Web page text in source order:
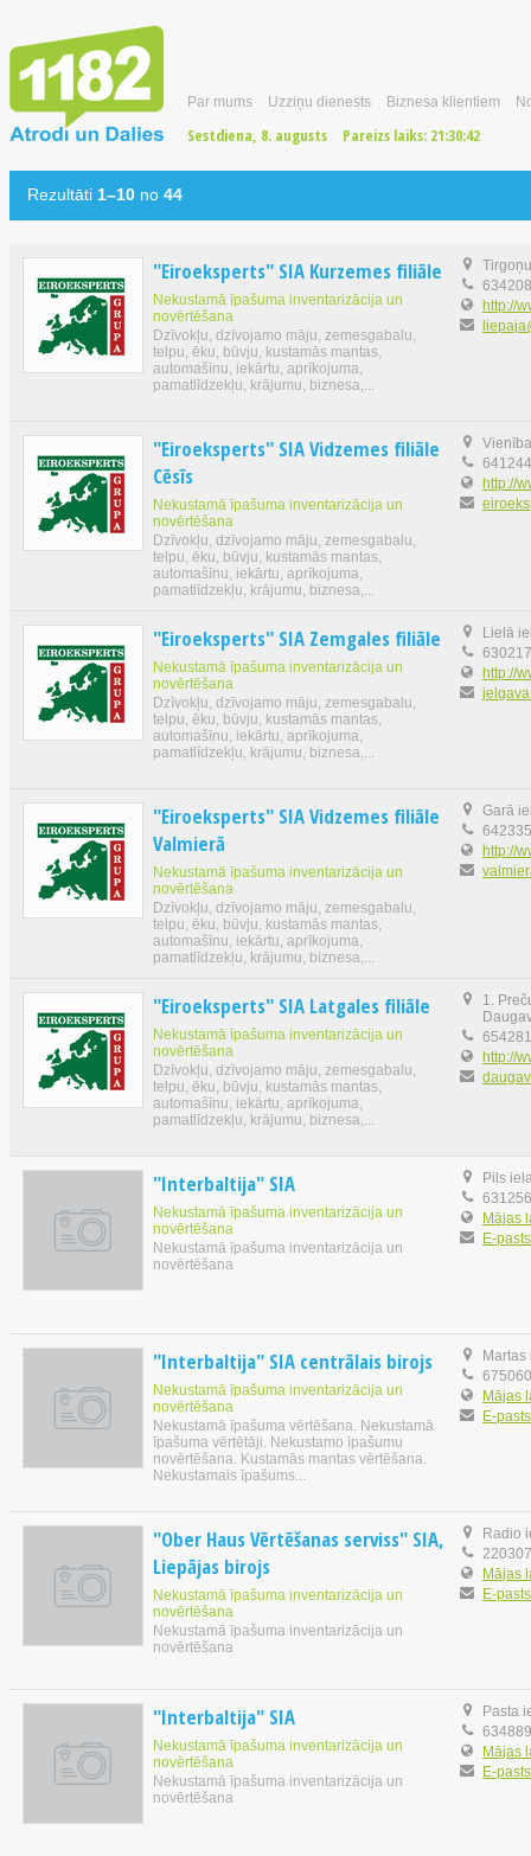
Par mums Uzziņu dienests Biznesa klientiem
Sestdiena, 8. augusts Pareizs laiks: 21:30:43
Rezultāti 1–10 no 44
"Eiroeksperts" SIA Kurzemes filiāle
Nekustamā īpašuma inventarizācija un
novērtēšana
Dzīvokļu, dzīvojamo māju, zemesgabalu,
telpu, ēku, būvju, kustamās mantas,
automašīnu, iekārtu, aprīkojuma,
pamatlīdzekļu, krājumu, biznesa,...
http://
"Eiroeksperts" SIA Vidzemes filiāle
Cēsīs
Nekustamā īpašuma inventarizācija un
novērtēšana
Dzīvokļu, dzīvojamo māju, zemesgabalu,
telpu, ēku, būvju, kustamās mantas,
automašīnu, iekārtu, aprīkojuma,
pamatlīdzekļu, krājumu, biznesa,...
http://
"Eiroeksperts" SIA Zemgales filiāle
Nekustamā īpašuma inventarizācija un
novērtēšana
Dzīvokļu, dzīvojamo māju, zemesgabalu,
telpu, ēku, būvju, kustamās mantas,
automašīnu, iekārtu, aprīkojuma,
pamatlīdzekļu, krājumu, biznesa,...
Lielā
http://
"Eiroeksperts" SIA Vidzemes filiāle
Valmierā
Nekustamā īpašuma inventarizācija un
novērtēšana
Dzīvokļu, dzīvojamo māju, zemesgabalu,
telpu, ēku, būvju, kustamās mantas,
automašīnu, iekārtu, aprīkojuma,
pamatlīdzekļu, krājumu, biznesa,...
Garā
http://
"Eiroeksperts" SIA Latgales filiāle
Nekustamā īpašuma inventarizācija un
novērtēšana
Dzīvokļu, dzīvojamo māju, zemesgabalu,
telpu, ēku, būvju, kustamās mantas,
automašīnu, iekārtu, aprīkojuma,
pamatlīdzekļu, krājumu, biznesa,...
1.
http://
"Interbaltija" SIA
Nekustamā īpašuma inventarizācija un
novērtēšana
Nekustamā īpašuma inventarizācija un
novērtēšana
Pils
Mājas
E-pasts
"Interbaltija" SIA centrālais birojs
Nekustamā īpašuma inventarizācija un
novērtēšana
Nekustamā īpašuma vērtēšana. Nekustamā
īpašuma vērtētāji. Nekustamo īpašumu
novērtēšana. Kustamās mantas vērtēšana.
Nekustamais īpašums...
Mājas
E-pasts
"Ober Haus Vērtēšanas serviss" SIA,
Liepājas birojs
Nekustamā īpašuma inventarizācija un
novērtēšana
Nekustamā īpašuma inventarizācija un
novērtēšana
Radio
Mājas
E-pasts
"Interbaltija" SIA
Nekustamā īpašuma inventarizācija un
novērtēšana
Nekustamā īpašuma inventarizācija un
novērtēšana
Pasta
Mājas
E-pasts